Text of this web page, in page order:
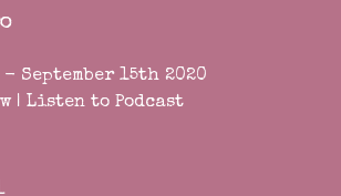
September 15th 2020
| Listen to Podcast